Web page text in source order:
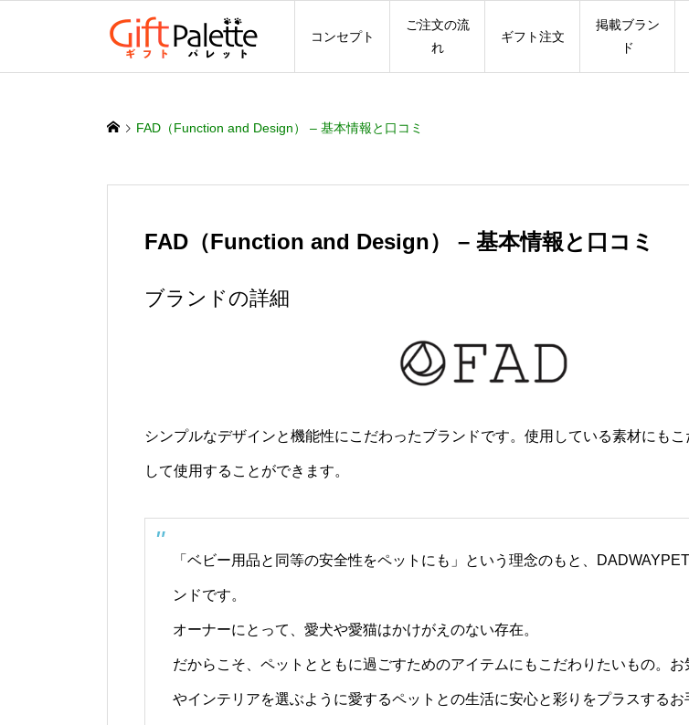
コンセプト
ご注文の流
れ
ギフト注文
掲載ブラン
ド
FAD（Function and Design） – 基本情報と口コミ
FAD（Function and Design） – 基本情報と口コミ
ブランドの詳細
シンプルなデザインと機能性にこだわったブランドです。使用している素材にも
して使用することができます。
「ベビー用品と同等の安全性をペットにも」という理念のもと、
ンドです。
オーナーにとって、愛犬や愛猫はかけがえのない存在。
だからこそ、ペットとともに過ごすためのアイテムにもこだわりたいもの。お
やインテリアを選ぶように愛するペットとの生活に安心と彩りをプラスするお